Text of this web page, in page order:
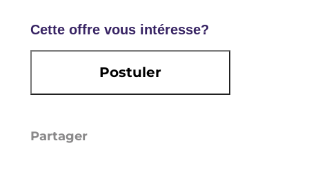
Cette offre vous intéresse?
Postuler